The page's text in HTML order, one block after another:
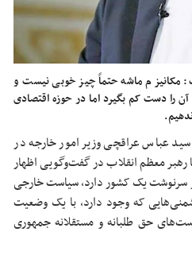
مکانیزم ماشه حتماً چیز خوبی نیست و
را دست کم بگیرد اما در حوزه اقتصادی
سید عباس عراقچی وزیر امور خارجه در
معظم انقلاب در گفت‌وگویی اظهار
یک کشور دارد، سیاست خارجی
که وجود دارد، با یک وضعیت
حق طلبانه و مستقلانه جمهوری